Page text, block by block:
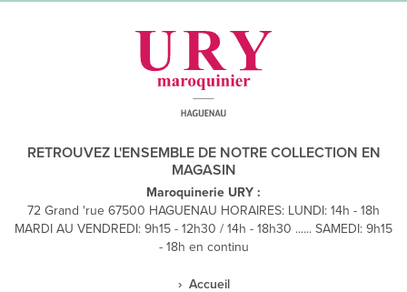
RETROUVEZ L'ENSEMBLE DE NOTRE COLLECTION EN
MAGASIN
Maroquinerie URY :
72 Grand 'rue 67500 HAGUENAU HORAIRES: LUNDI: 14h - 18h
MARDI AU VENDREDI: 9h15 - 12h30 / 14h - 18h30 ...... SAMEDI: 9h15
- 18h en continu
Accueil